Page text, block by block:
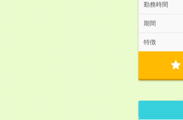
勤務時間
期間
特徴